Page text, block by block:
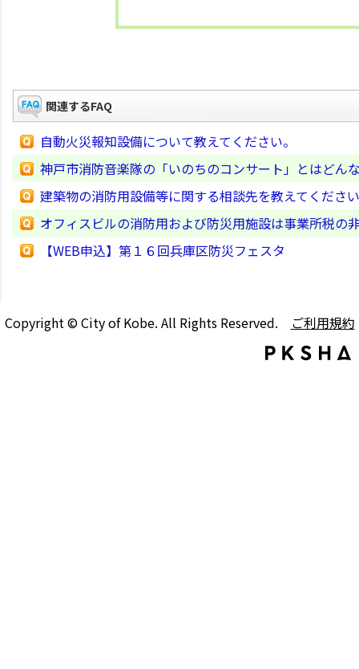
関連するFAQ
自動火災報知設備について教えてください。
神戸市消防音楽隊の「いのちのコンサート」とはどん
建築物の消防用設備等に関する相談先を教えてくださ
オフィスビルの消防用および防災用施設は事業所税の
【WEB申込】第１６回兵庫区防災フェスタ
Copyright © City of Kobe. All Rights Reserved. ご利用規約